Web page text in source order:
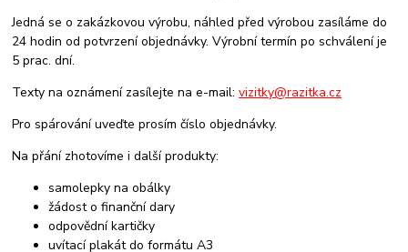
Jedná se o zakázkovou výrobu, náhled před výrobou zasíláme do
24 hodin od potvrzení objednávky. Výrobní termín po schválení je
5 prac. dní.
Texty na oznámení zasílejte na e-mail:vizitky@razitka.cz
Pro spárování uveďte prosím číslo objednávky.
Na přání zhotovíme i další produkty:
samolepky na obálky
žádost o finanční dary
odpovědní kartičky
uvítací plakát do formátu A3